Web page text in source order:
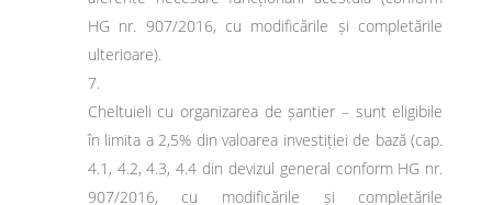
HG nr. 907/2016, cu modificările și completările
ulterioare).
Cheltuieli cu organizarea de șantier – sunt eligibile
în limita a 2,5% din valoarea investiției de bază (cap.
4.1, 4.2, 4.3, 4.4 din devizul general conform HG nr.
907/2016, cu modificările și completările